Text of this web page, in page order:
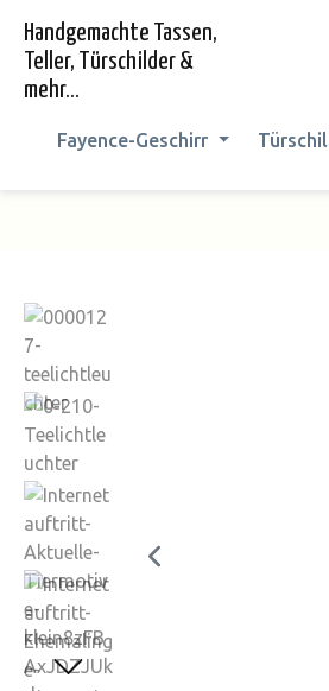
Zur Hauptnavigation
Handgemachte Tassen,
Teller, Türschilder &
mehr...
Fayence-Geschirr
Bildergalerie überspringen